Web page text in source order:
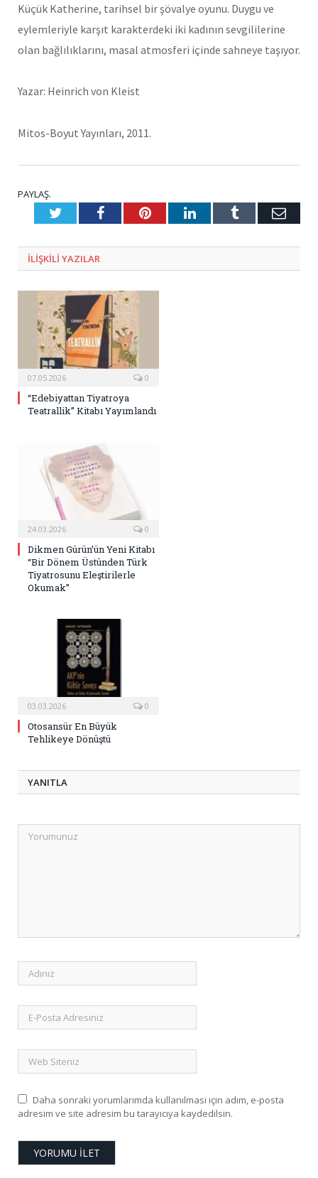
Küçük Katherine, tarihsel bir şövalye oyunu. Duygu ve
eylemleriyle karşıt karakterdeki iki kadının sevgililerine
olan bağlılıklarını, masal atmosferi içinde sahneye taşıyor.
Yazar: Heinrich von Kleist
Mitos-Boyut Yayınları, 2011.
PAYLAŞ.
TwitterFacebookPinterestLinkedInTumblr E-
ILIŞKILI YAZILAR
07.05.2026 0
“Edebiyattan Tiyatroya
Teatrallik” Kitabı Yayımlandı
24.03.2026 0
Dikmen Gürün’ün Yeni Kitabı
“Bir Dönem Üstünden Türk
Tiyatrosunu Eleştirilerle
Okumak”
03.03.2026 0
Otosansür En Büyük
Tehlikeye Dönüştü
YANITLA
Daha sonraki yorumlarımda kullanılması için adım, e-posta
adresim ve site adresim bu tarayıcıya kaydedilsin.